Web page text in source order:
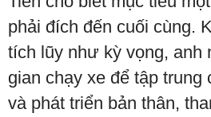
phải đích đến cuối cùng.
tích lũy như kỳ vọng, anh
gian chạy xe để tập trung
và phát triển bản thân,